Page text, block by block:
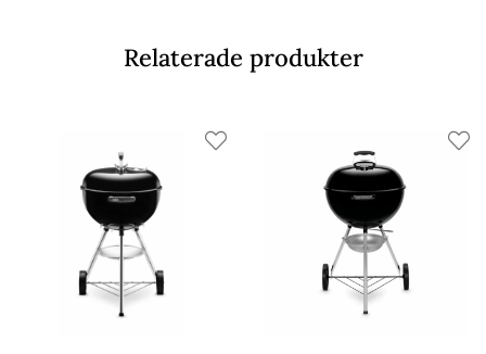
Relaterade produkter